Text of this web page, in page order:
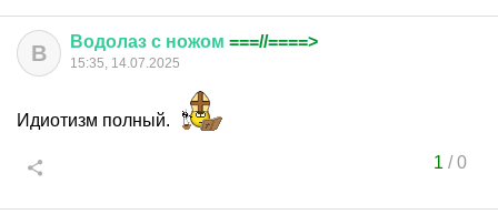
В Водолаз с ножом ===//====>
15:35, 14.07.2025
Идиотизм полный.
1 /0